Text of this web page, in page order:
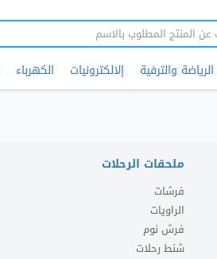
الرياضة والترفية إلالكترونيات الكهرباء
ملحقات الرحلات
فرشات
الراويات
فرش نوم
شنط رحلات